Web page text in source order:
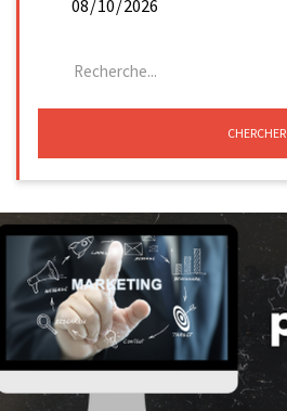
CHERCHER